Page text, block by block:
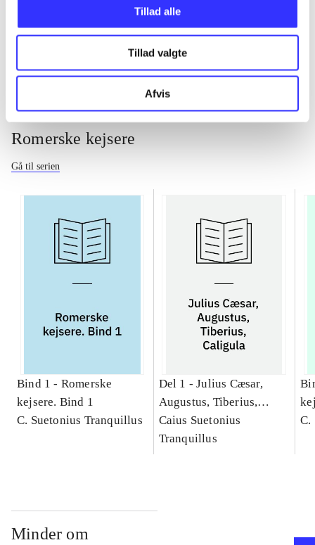
Tillad alle
Tillad valgte
Afvis
...
Romerske kejsere
Gå til serien
Bind 1 - Romerske
kejsere. Bind 1
C. Suetonius Tranquillus
Del 1 -Julius Cæsar,
Augustus, Tiberius,
Caligula
Caius Suetonius
Tranquillus
C.
Minder om